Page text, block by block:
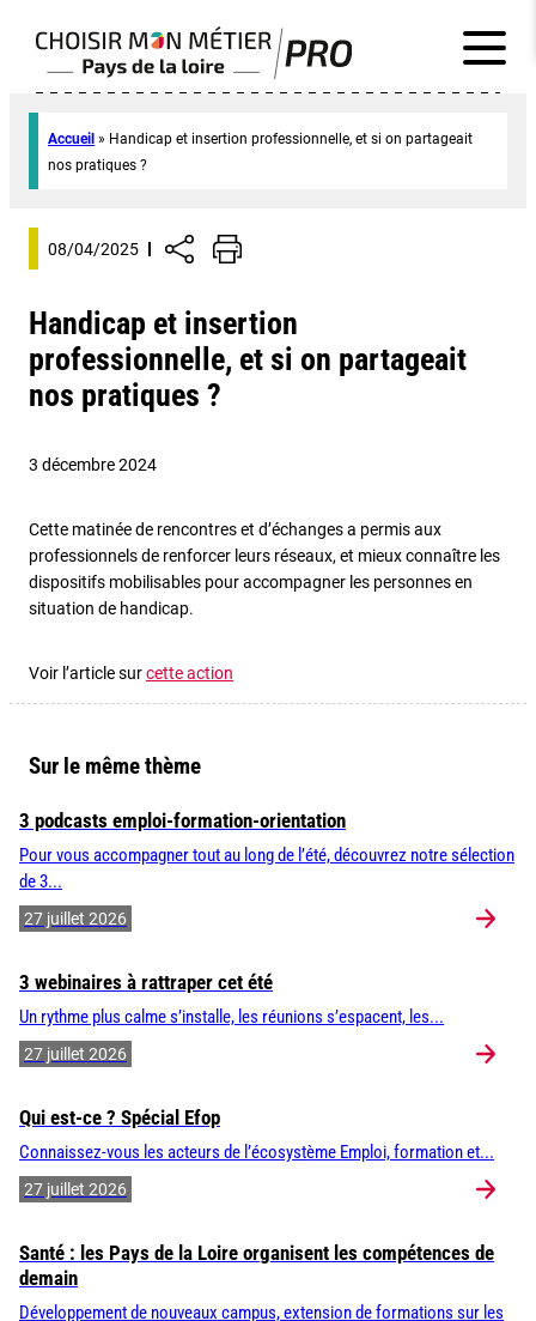
Accueil » Handicap et insertion professionnelle, et si on partageait
nos pratiques ?
08/04/2025
Handicap et insertion
professionnelle, et si on partageait
nos pratiques ?
3 décembre 2024
Cette matinée de rencontres et d’échanges a permis aux
professionnels de renforcer leurs réseaux, et mieux connaître les
dispositifs mobilisables pour accompagner les personnes en
situation de handicap.
Voir l’article surcette action
Sur le même thème
3 podcasts emploi-formation-orientation
Pour vous accompagner tout au long de l’été, découvrez notre sélection
de 3...
27 juillet 2026
3 webinaires à rattraper cet été
Un rythme plus calme s’installe, les réunions s’espacent, les...
27 juillet 2026
Qui est-ce ? Spécial Efop
Connaissez-vous les acteurs de l’écosystème Emploi, formation et...
27 juillet 2026
Santé : les Pays de la Loire organisent les compétences de
demain
Développement de nouveaux campus, extension de formations sur les